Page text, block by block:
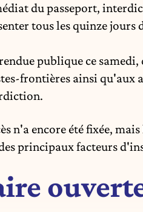
du passeport,
tous les quinze
publique ce
frontières ainsi
n'a encore été fixée,
principaux facteurs